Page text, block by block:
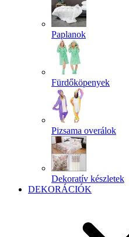
Paplanok
Fürdőköpenyek
Pizsama overálok
Dekoratív készletek
DEKORÁCIÓK